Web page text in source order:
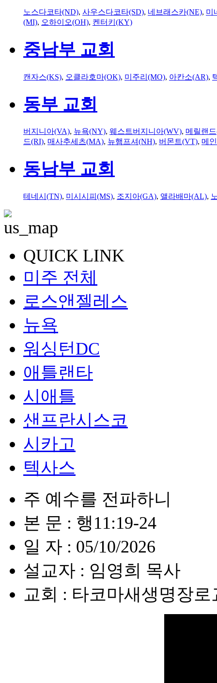
노스다코타(ND), 사우스다코타(SD), 네브래스카(NE), 미
(MI), 오하이오(OH), 켄터키(KY)
중남부 교회
캔자스(KS), 오클라호마(OK), 미주리(MO), 아칸소(AR),
동부 교회
버지니아(VA), 뉴욕(NY), 웨스트버지니아(WV), 메릴랜
드(RI), 매사추세츠(MA), 뉴햄프셔(NH), 버몬트(VT), 메
동남부 교회
테네시(TN), 미시시피(MS), 조지아(GA), 앨라배마(AL),
QUICK LINK
미주 전체
로스앤젤레스
뉴욕
워싱턴DC
애틀랜타
시애틀
샌프란시스코
시카고
텍사스
주 예수를 전파하니
본 문 : 행11:19-24
일 자 : 05/10/2026
설교자 : 임영희 목사
교회 : 타코마새생명장로